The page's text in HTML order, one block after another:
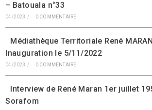
– Batouala n°33
04/2023 / 0 COMMENTAIRE
Médiathèque Territoriale René
Inauguration le 5/11/2022
04/2023 / 0 COMMENTAIRE
Interview de René Maran 1er juillet
Sorafom